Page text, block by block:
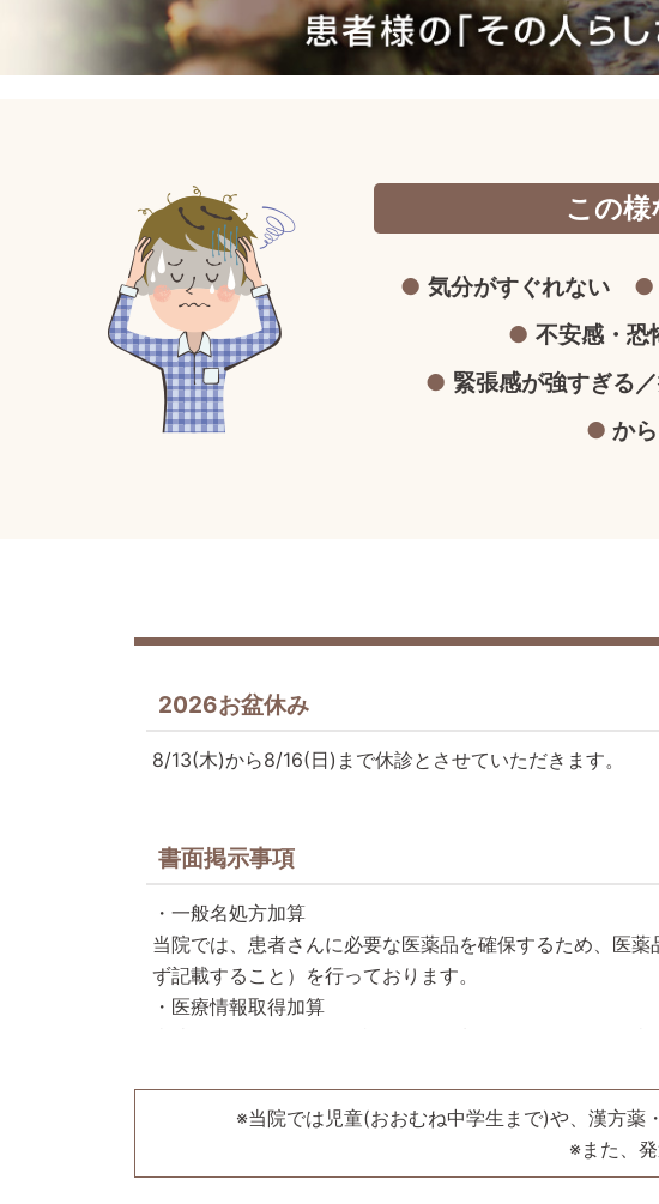
この
気分がすぐれない
不安感・恐
緊張感が強すぎる
か
2026お盆休み
8/13(木)から8/16(日)まで休診とさせていただきます。
書面掲示事項
・一般名処方加算
当院では、患者さんに必要な医薬品を確保するため、医
ず記載すること）を行っております。
・医療情報取得加算
当院はオンライン資格確認を行う体制を有しています。
※当院では児童(おおむね中学生まで)や、漢方薬
※また、